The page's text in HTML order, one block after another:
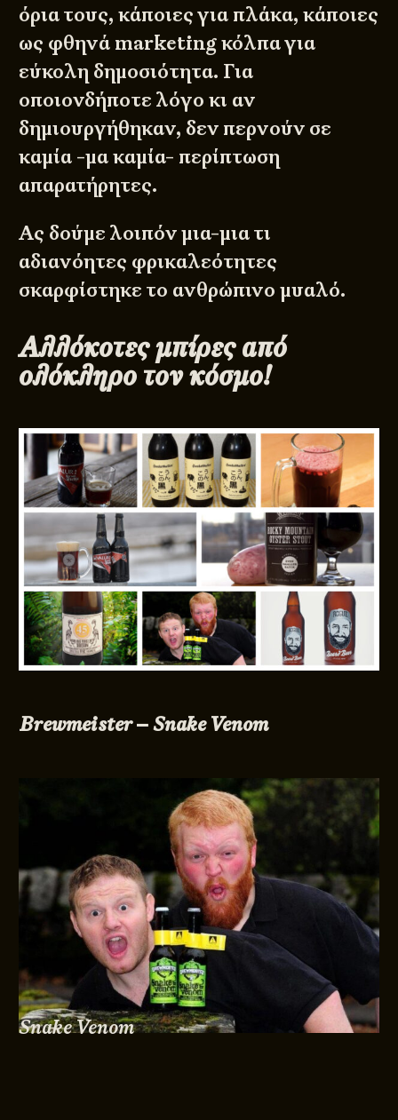
όρια τους, κάποιες για πλάκα, κάποιες
ως φθηνά marketing κόλπα για
εύκολη δημοσιότητα. Για
οποιονδήποτε λόγο κι αν
δημιουργήθηκαν, δεν περνούν σε
καμία -μα καμία- περίπτωση
απαρατήρητες.
Ας δούμε λοιπόν μια-μια τι
αδιανόητες φρικαλεότητες
σκαρφίστηκε το ανθρώπινο μυαλό.
Αλλόκοτες μπίρες από
ολόκληρο τον κόσμο!
Brewmeister – Snake Venom
Snake Venom